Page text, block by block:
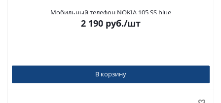
Мобильный телефон NOKIA 105 SS blue
2 190 руб./шт
В корзину